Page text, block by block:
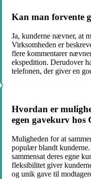
Kan man forvente
Ja, kunderne nævner, at
Virksomheden er
flere kommentarer
ekspedition. Derudover
telefonen, der giver en
Hvordan er
egen gavekurv hos
Muligheden for at
populær blandt
sammensat deres egne
fleksibilitet giver
og unik gave til